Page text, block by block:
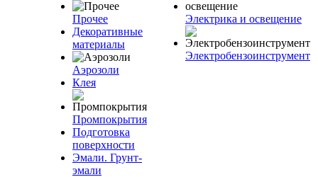
Прочее
Декоративные
материалы
Аэрозоли
Клея
Промпокрытия
Подготовка
поверхности
Эмали. Грунт-
эмали
Электрика и освещение
Электробензоинструмент